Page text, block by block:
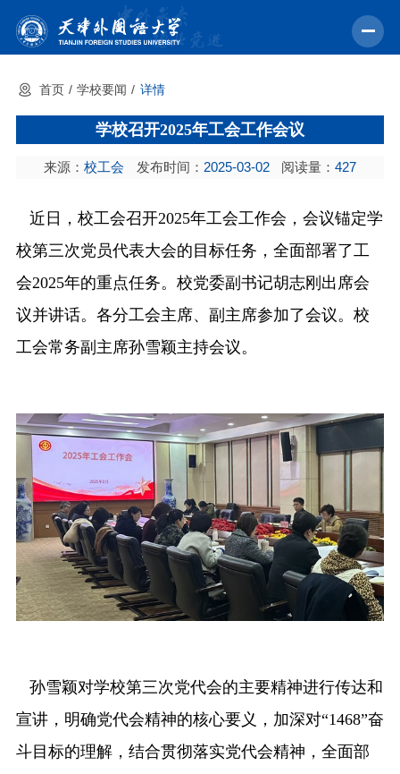
首页
机构设置
教育教学
师资力量
学术科研
中外交流
招生就业
融合门户 校外访问（VPN）
首页 学校要闻 详情
学校召开2025年工会工作会议
来源：校工会 发布时间： 2025-03-02 阅读量： 427
近日，校工会召开2025年工会工作会，会议锚定学
校第三次党员代表大会的目标任务，全面部署了工
会2025年的重点任务。 校党委副书记胡志刚出席会
议并讲话。各分工会主席、副主席参加了会议。校
工会常务副主席孙雪颖主持会议。
孙雪颖对学校第三次党代会的主要精神进行传达和
宣讲，明确党代会精神的核心要义，加深对“1468”奋
斗目标的理解，结合贯彻落实党代会精神，全面部